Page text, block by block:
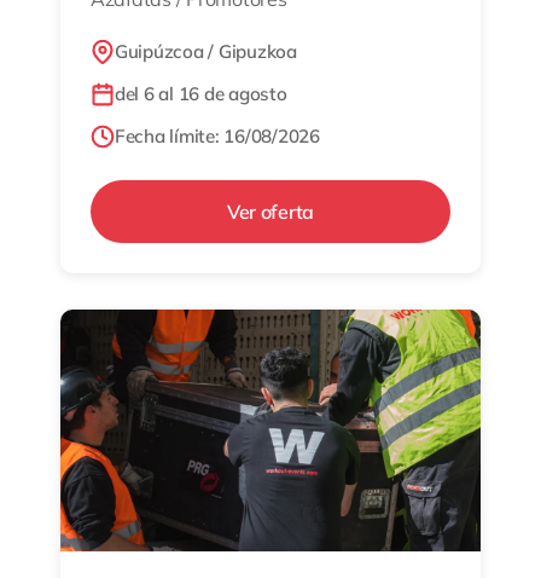
Guipúzcoa / Gipuzkoa
del 6 al 16 de agosto
Fecha límite: 16/08/2026
Ver oferta